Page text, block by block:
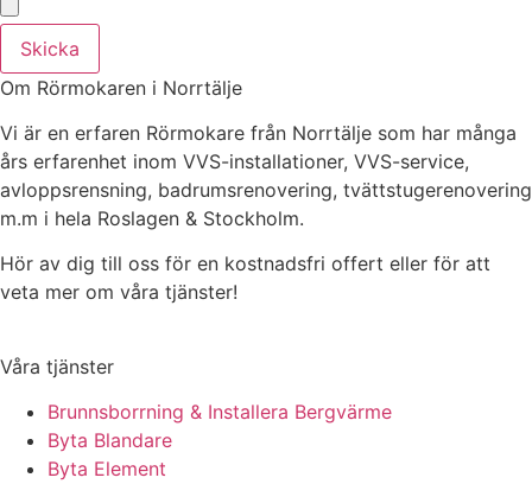
Skicka
Om Rörmokaren i Norrtälje
Vi är en erfaren Rörmokare från Norrtälje som har många
års erfarenhet inom VVS-installationer, VVS-service,
avloppsrensning, badrumsrenovering, tvättstugerenovering
m.m i hela Roslagen & Stockholm.
Hör av dig till oss för en kostnadsfri offert eller för att
veta mer om våra tjänster!
Våra tjänster
Brunnsborrning & Installera Bergvärme
Byta Blandare
Byta Element